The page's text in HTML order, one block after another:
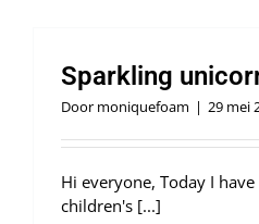
Sparkling
Door moniquefoam | 29 mei
Hi everyone, Today I
children's [...]